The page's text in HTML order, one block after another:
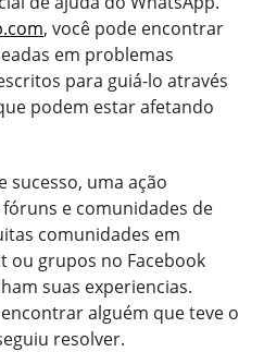
, você pode encontrar
em problemas
para guiá-lo através
podem estar afetando
sucesso, uma ação
e comunidades de
comunidades em
ou grupos no Facebook
suas experiencias.
alguém que teve o
resolver.